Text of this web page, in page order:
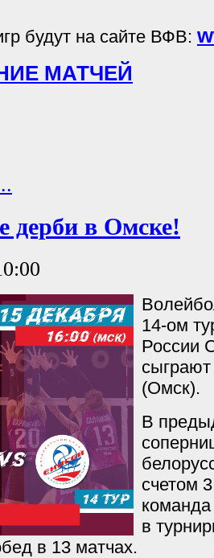
будут на сайте ВФВ:
МАТЧЕЙ
дерби в Омске!
14-ом
России
(Омск).
В
счетом
в
в 13 матчах.